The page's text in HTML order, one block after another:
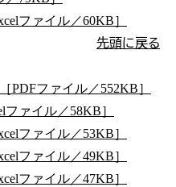
ファイル／60KB］
先頭に戻る
PDFファイル／552KB］
ァイル／58KB］
ファイル／53KB］
ファイル／49KB］
ファイル／47KB］